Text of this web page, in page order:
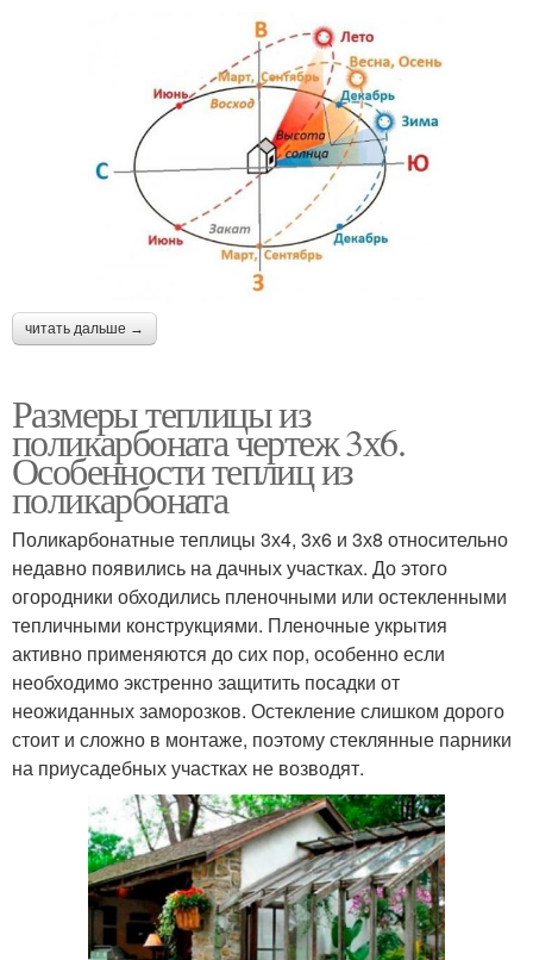
читать дальше →
Размеры теплицы из
поликарбоната чертеж 3х6.
Особенности теплиц из
поликарбоната
Поликарбонатные теплицы 3х4, 3х6 и 3х8 относительно
недавно появились на дачных участках. До этого
огородники обходились пленочными или остекленными
тепличными конструкциями. Пленочные укрытия
активно применяются до сих пор, особенно если
необходимо экстренно защитить посадки от
неожиданных заморозков. Остекление слишком дорого
стоит и сложно в монтаже, поэтому стеклянные парники
на приусадебных участках не возводят.